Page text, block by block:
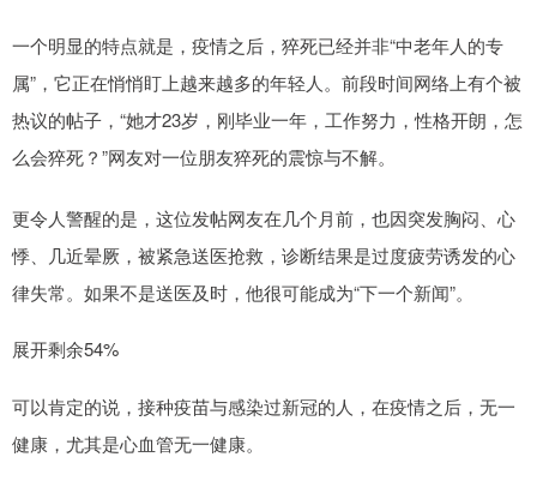
一个明显的特点就是，疫情之后，猝死已经并非“中老年人的专
属”，它正在悄悄盯上越来越多的年轻人。前段时间网络上有个被
热议的帖子，“她才23岁，刚毕业一年，工作努力，性格开朗，怎
么会猝死？”网友对一位朋友猝死的震惊与不解。
更令人警醒的是，这位发帖网友在几个月前，也因突发胸闷、心
悸、几近晕厥，被紧急送医抢救，诊断结果是过度疲劳诱发的心
律失常。如果不是送医及时，他很可能成为“下一个新闻”。
展开剩余54%
可以肯定的说，接种疫苗与感染过新冠的人，在疫情之后，无一
健康，尤其是心血管无一健康。